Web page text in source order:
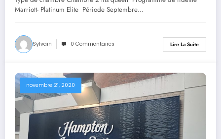
Marriott- Platinum Elite Période Septembre…
Sylvain 0 Commentaires Lire La Suite
novembre 21, 2020